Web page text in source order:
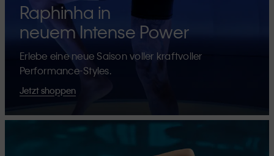
Raphinha in
neuem Intense Power
Erlebe eine neue Saison voller kraftvoller
Performance-Styles.
Jetzt shoppen